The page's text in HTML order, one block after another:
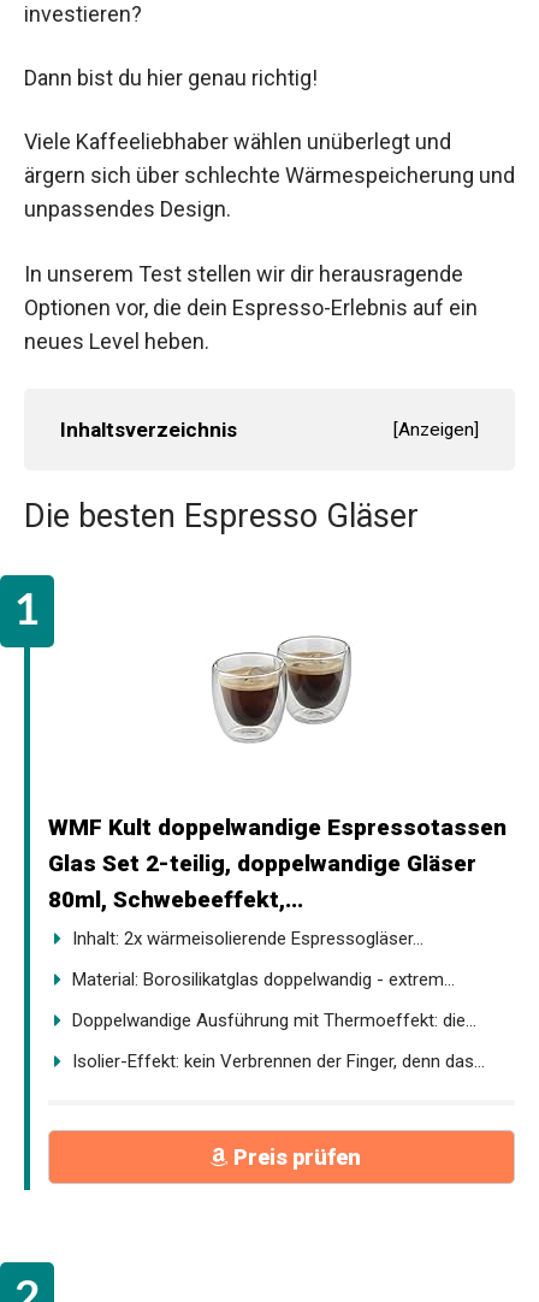
investieren?
Dann bist du hier genau richtig!
Viele Kaffeeliebhaber wählen unüberlegt und
ärgern sich über schlechte Wärmespeicherung und
unpassendes Design.
In unserem Test stellen wir dir herausragende
Optionen vor, die dein Espresso-Erlebnis auf ein
neues Level heben.
Inhaltsverzeichnis [Anzeigen]
Die besten Espresso Gläser
WMF Kult doppelwandige Espressotassen
Glas Set 2-teilig, doppelwandige Gläser
80ml, Schwebeeffekt,...
Inhalt: 2x wärmeisolierende Espressogläser...
Material: Borosilikatglas doppelwandig - extrem...
Doppelwandige Ausführung mit Thermoeffekt: die...
Isolier-Effekt: kein Verbrennen der Finger, denn das...
Preis prüfen